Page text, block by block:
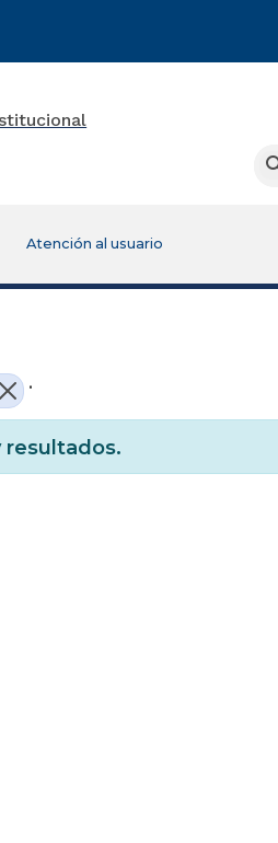
Atención al usuario
.
resultados.